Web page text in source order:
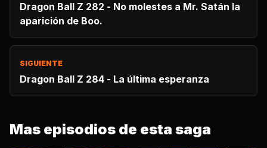
Dragon Ball Z 282 - No molestes a Mr. Satán la
aparición de Boo.
SIGUIENTE
Dragon Ball Z 284 - La última esperanza
Mas episodios de esta saga